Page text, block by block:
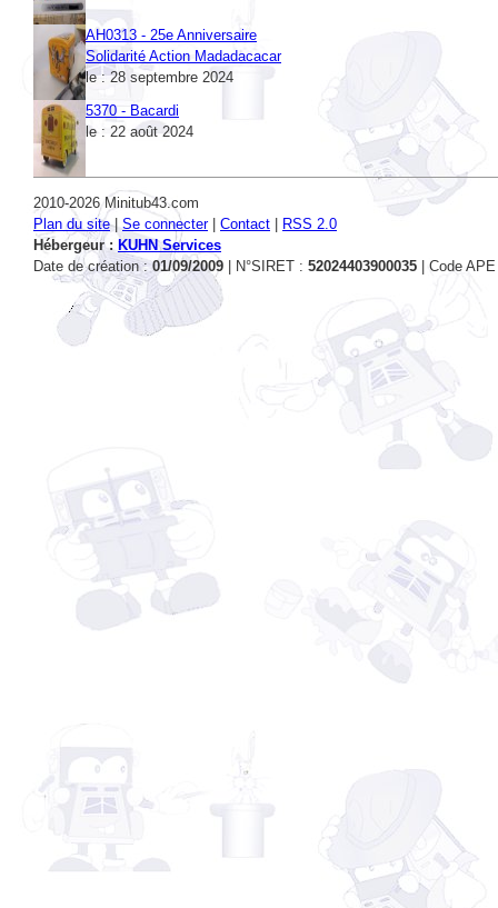
AH0313 - 25e Anniversaire
Solidarité Action Madadacacar
le : 28 septembre 2024
5370 - Bacardi
le : 22 août 2024
2010-2026 Minitub43.com
Plan du site| Se connecter| Contact
RSS 2.0
Hébergeur : KUHN Services
Date de création : 01/09/2009 | N°SIRET : 52024403900035 | Code